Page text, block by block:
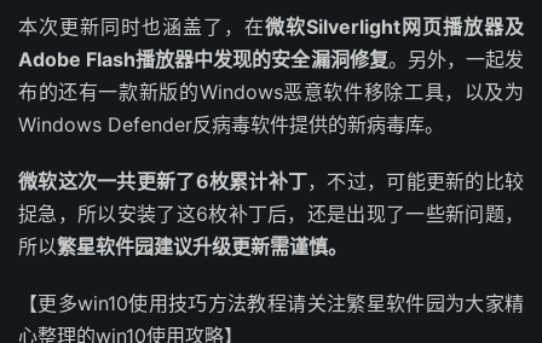
本次更新同时也涵盖了，在微软Silverlight网页播放器及
Adobe Flash播放器中发现的安全漏洞修复。另外，一起发
布的还有一款新版的Windows恶意软件移除工具，以及为
Windows Defender反病毒软件提供的新病毒库。
微软这次一共更新了6枚累计补丁，不过，可能更新的比较
捉急，所以安装了这6枚补丁后，还是出现了一些新问题，
所以繁星软件园建议升级更新需谨慎。
【更多win10使用技巧方法教程请关注繁星软件园为大家精
心整理的win10使用攻略】